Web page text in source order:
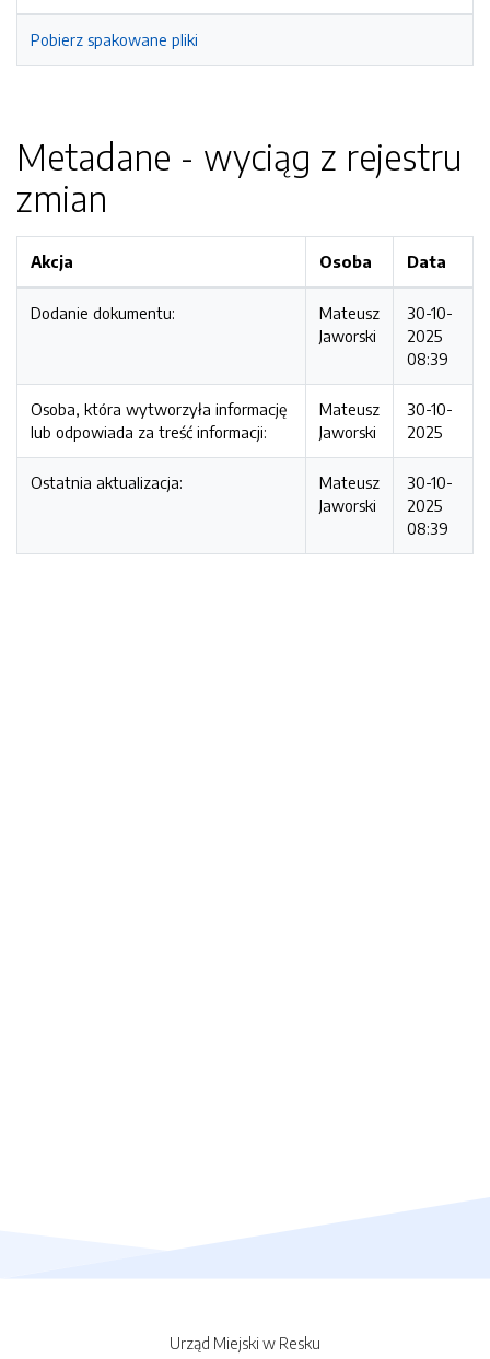
Pobierz spakowane pliki
Metadane - wyciąg z rejestru
zmian
Akcja Osoba Data
Dodanie dokumentu:
Mateusz
Jaworski
30-10-
2025
08:39
Osoba, która wytworzyła informację
lub odpowiada za treść informacji:
Mateusz
Jaworski
30-10-
2025
Ostatnia aktualizacja:
Mateusz
Jaworski
30-10-
2025
08:39
Urząd Miejski w Resku